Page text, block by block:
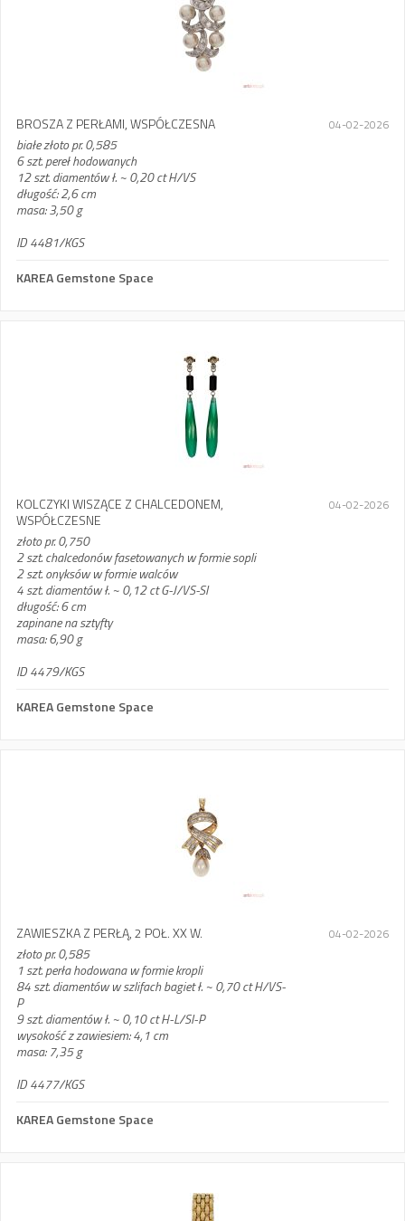
BROSZA Z PERŁAMI, WSPÓŁCZESNA
białe złoto pr. 0,585
6 szt. pereł hodowanych
12 szt. diamentów ł. ~ 0,20 ct H/VS
długość: 2,6 cm
masa: 3,50 g
ID 4481/KGS
04-02-2026
KAREA Gemstone Space
KOLCZYKI WISZĄCE Z CHALCEDONEM,
WSPÓŁCZESNE
złoto pr. 0,750
2 szt. chalcedonów fasetowanych w formie sopli
2 szt. onyksów w formie walców
4 szt. diamentów ł. ~ 0,12 ct G-J/VS-SI
długość: 6 cm
zapinane na sztyfty
masa: 6,90 g
ID 4479/KGS
04-02-2026
KAREA Gemstone Space
ZAWIESZKA Z PERŁĄ, 2 POŁ. XX W.
złoto pr. 0,585
1 szt. perła hodowana w formie kropli
84 szt. diamentów w szlifach bagiet ł. ~ 0,70 ct H/VS-
P
9 szt. diamentów ł. ~ 0,10 ct H-L/SI-P
wysokość z zawiesiem: 4,1 cm
masa: 7,35 g
ID 4477/KGS
04-02-2026
KAREA Gemstone Space